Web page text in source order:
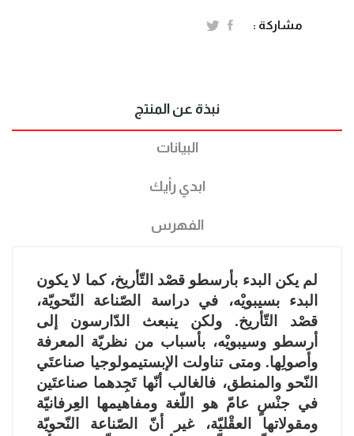
مشاركة :
نبذة عن المنتج
البيانات
ابدي رأيك
الفهرس
لم يكن البدء بأرسطو قصْد التّأريخ، كما لا يكون
البدء بسيبويْه، في دراسة الصّناعة النّحويّة،
قصْد التّأريخ. ولكن ينبعث الدّارسون إلى
أرسطو وسيبويْه، بأسباب من نظريّة المعرفة
وأصولِها. ومتى تناولت الإبستيمولوجيا صناعتَي
النّحو والمنطق، فالغالب أنّها تَجِدهما صناعتَين
في جنْسٍ عامّ هو اللّغة ومفاهيمها العِرفانيّة
ومقولاتها العقْليّة، غير أنّ الصّناعة النّحويّة